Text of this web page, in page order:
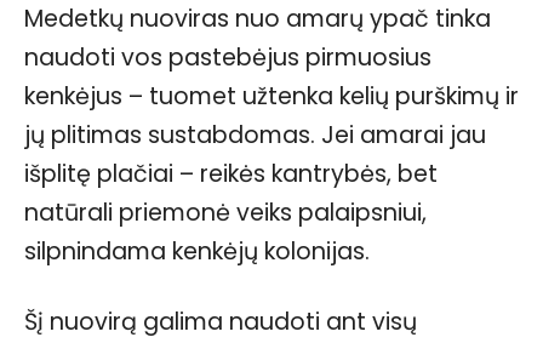
Medetkų nuoviras nuo amarų ypač tinka
naudoti vos pastebėjus pirmuosius
kenkėjus – tuomet užtenka kelių purškimų ir
jų plitimas sustabdomas. Jei amarai jau
išplitę plačiai – reikės kantrybės, bet
natūrali priemonė veiks palaipsniui,
silpnindama kenkėjų kolonijas.
Šį nuovirą galima naudoti ant visų